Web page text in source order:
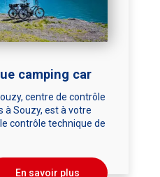
camping car
centre de contrôle
à Souzy, est à votre
contrôle technique de
En savoir plus